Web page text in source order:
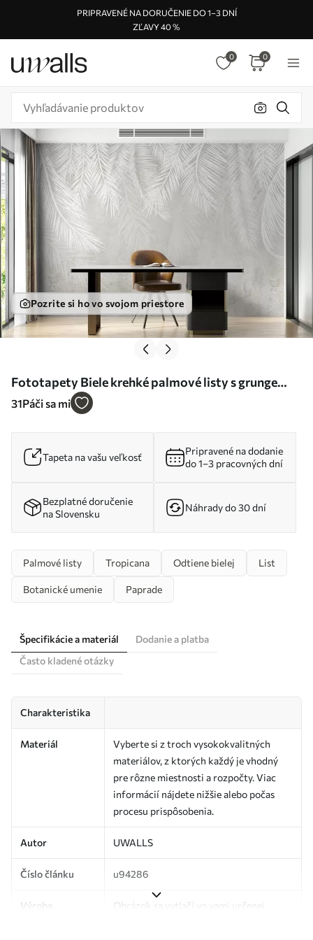
PRIPRAVENÉ NA DORUČENIE DO 1–3 DNÍ
ZĽAVY 40 %
0 0
Pozrite si ho vo svojom priestore
Fototapety Biele krehké palmové listy s grunge
textúrou Nr. u94286
31Páči sa mi
Tapeta na vašu veľkosť
Pripravené na dodanie
do 1–3 pracovných dní
Bezplatné doručenie
na Slovensku
Náhrady do 30 dní
Palmové listy Tropicana Odtiene bielej List
Botanické umenie Paprade
Špecifikácie a materiál
Dodanie a platba
Často kladené otázky
Charakteristika
Materiál
Vyberte si z troch vysokokvalitných
materiálov, z ktorých každý je vhodný
pre rôzne miestnosti a rozpočty. Viac
informácií nájdete nižšie alebo počas
procesu prispôsobenia.
Autor UWALLS
Číslo článku u94286
Výroba
Obrázok sa vytlačí vo vami určenej